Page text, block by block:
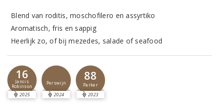
Blend van roditis, moschofilero en assyrtiko
Aromatisch, fris en sappig
Heerlijk zo, of bij mezedes, salade of seafood
16
Jancis
Robinson
2025
Perswijn
2024
88
Parker
2023